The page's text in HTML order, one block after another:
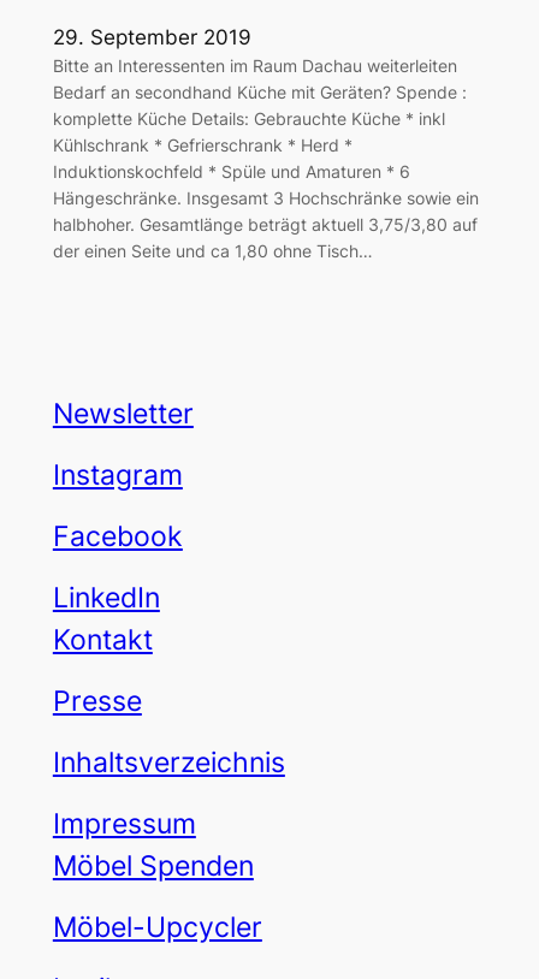
29. September 2019
Bitte an Interessenten im Raum Dachau weiterleiten
Bedarf an secondhand Küche mit Geräten? Spende :
komplette Küche Details: Gebrauchte Küche * inkl
Kühlschrank * Gefrierschrank * Herd *
Induktionskochfeld * Spüle und Amaturen * 6
Hängeschränke. Insgesamt 3 Hochschränke sowie ein
halbhoher. Gesamtlänge beträgt aktuell 3,75/3,80 auf
der einen Seite und ca 1,80 ohne Tisch…
Newsletter
Instagram
Facebook
LinkedIn
Kontakt
Presse
Inhaltsverzeichnis
Impressum
Möbel Spenden
Möbel-Upcycler